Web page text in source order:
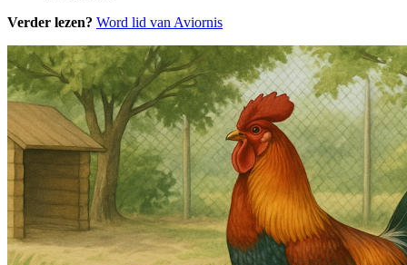
Verder lezen? Word lid van Aviornis